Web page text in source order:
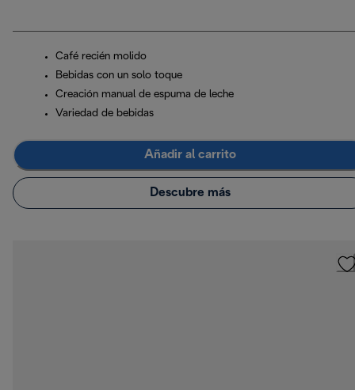
Café recién molido
Bebidas con un solo toque
Creación manual de espuma de leche
Variedad de bebidas
Añadir al carrito
Descubre más